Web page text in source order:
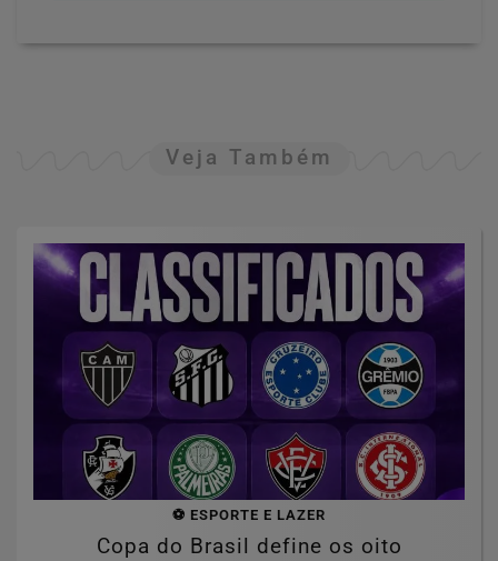
Veja Também
⚽ ESPORTE E LAZER
Copa do Brasil define os oito